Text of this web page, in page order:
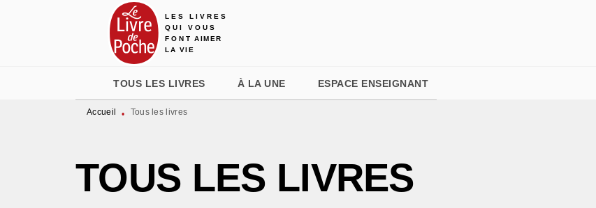
MENU RECHERCHE
LES LIVRES
QUI VOUS
FONT AIMER
LA VIE
TOUS LES LIVRES À LA UNE ESPACE ENSEIGNANT
Accueil • Tous les livres
TOUS LES LIVRES